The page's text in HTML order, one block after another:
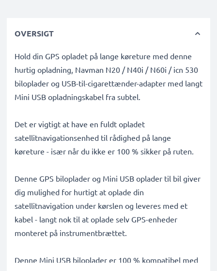
OVERSIGT
Hold din GPS opladet på lange køreture med denne
hurtig opladning, Navman N20 / N40i / N60i / icn 530
biloplader og USB-til-cigarettænder-adapter med langt
Mini USB opladningskabel fra subtel.
Det er vigtigt at have en fuldt opladet
satellitnavigationsenhed til rådighed på lange
køreture - især når du ikke er 100 % sikker på ruten.
Denne GPS biloplader og Mini USB oplader til bil giver
dig mulighed for hurtigt at oplade din
satellitnavigation under kørslen og leveres med et
kabel - langt nok til at oplade selv GPS-enheder
monteret på instrumentbrættet.
Denne Mini USB biloplader er 100 % kompatibel med